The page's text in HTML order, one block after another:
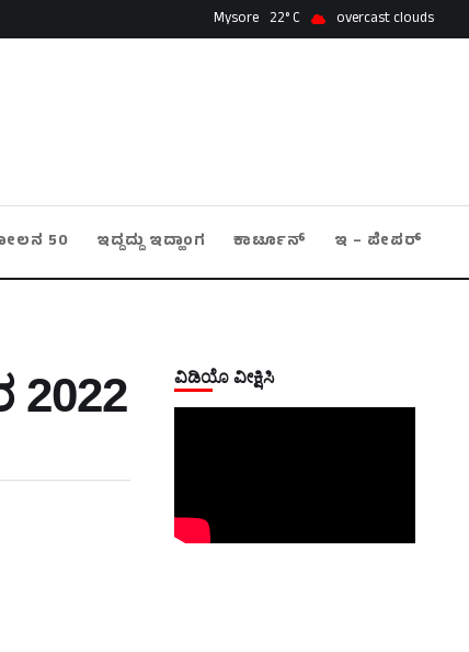
Mysore 22 overcast clouds
50 ಇದ್ದದ್ದು ಇದ್ಹಾಂಗ ಕಾರ್ಟೂನ್ ಇ – ಪೇಪರ್
ವಿಡಿಯೊ ವೀಕ್ಷಿಸಿ